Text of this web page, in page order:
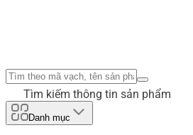
Tìm kiếm thông tin sản phẩm
Danh mục